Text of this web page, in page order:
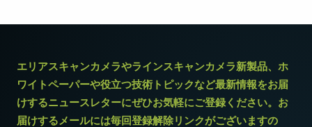
エリアスキャンカメラやラインスキャンカメラ新製品、ホ
ワイトペーパーや役立つ技術トピックなど最新情報をお届
けするニュースレターにぜひお気軽にご登録ください。お
届けするメールには毎回登録解除リンクがございますの